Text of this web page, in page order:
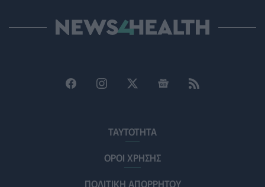
PET 07/08/2026 - 15:02
ΠΟΛΙΤΙΚΉ ΥΓΕΊΑΣ 07/08/2026 - 14:39
σοβαρής εγκεφαλικής κάκωσης
ΗΠΑ: Μεγάλη τράπεζα επενδύει 250 εκατ. δολάρια
τον χρόνο για φάρμακα GLP-1 στους εργαζομένους
ΤΑΥΤΟΤΗΤΑ
ΟΡΟΙ ΧΡΗΣΗΣ
ΠΟΛΙΤΙΚΗ ΑΠΟΡΡΗΤΟΥ